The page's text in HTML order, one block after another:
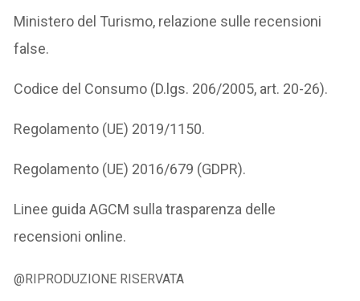
Ministero del Turismo, relazione sulle recensioni
false.
Codice del Consumo (D.lgs. 206/2005, art. 20-26).
Regolamento (UE) 2019/1150.
Regolamento (UE) 2016/679 (GDPR).
Linee guida AGCM sulla trasparenza delle
recensioni online.
@RIPRODUZIONE RISERVATA